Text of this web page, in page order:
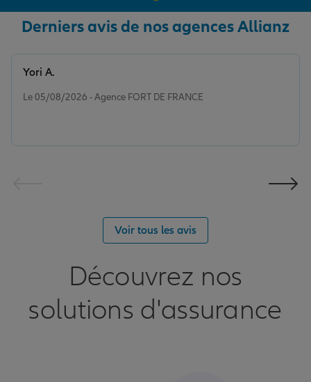
Derniers avis de nos agences Allianz
Le 05/08/2026 - Agence FORT DE FRANCE
Yori A.
Voir tous les avis
Découvrez nos
solutions d'assurance